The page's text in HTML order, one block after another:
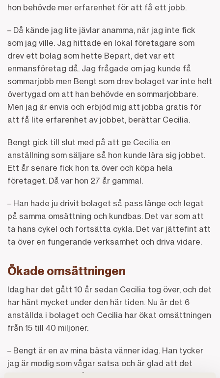
hon behövde mer erfarenhet för att få ett jobb.
– Då kände jag lite jävlar anamma, när jag inte fick
som jag ville. Jag hittade en lokal företagare som
drev ett bolag som hette Bepart, det var ett
enmansföretag då. Jag frågade om jag kunde få
sommarjobb men Bengt som drev bolaget var inte helt
övertygad om att han behövde en sommarjobbare.
Men jag är envis och erbjöd mig att jobba gratis för
att få lite erfarenhet av jobbet, berättar Cecilia.
Bengt gick till slut med på att ge Cecilia en
anställning som säljare så hon kunde lära sig jobbet.
Ett år senare fick hon ta över och köpa hela
företaget. Då var hon 27 år gammal.
– Han hade ju drivit bolaget så pass länge och legat
på samma omsättning och kundbas. Det var som att
ta hans cykel och fortsätta cykla. Det var jättefint att
ta över en fungerande verksamhet och driva vidare.
Ökade omsättningen
Idag har det gått 10 år sedan Cecilia tog över, och det
har hänt mycket under den här tiden. Nu är det 6
anställda i bolaget och Cecilia har ökat omsättningen
från 15 till 40 miljoner.
– Bengt är en av mina bästa vänner idag. Han tycker
jag är modig som vågar satsa och är glad att det
bolag som han en gång startade finns kvar och att